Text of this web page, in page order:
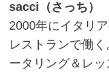
sacci（さっち）
2000年にイタリ
レストランで働
ータリング＆レ